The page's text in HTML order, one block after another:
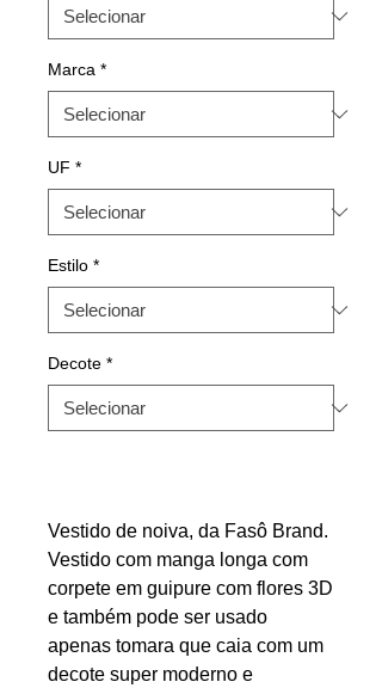
Marca *
UF *
Estilo *
Decote *
Vestido de noiva, da Fasô Brand.
Vestido com manga longa com
corpete em guipure com flores 3D
e também pode ser usado
apenas tomara que caia com um
decote super moderno e